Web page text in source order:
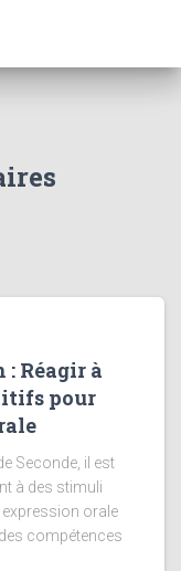
: Réagir à
pour
Seconde, il est
à des stimuli
orale
compétences